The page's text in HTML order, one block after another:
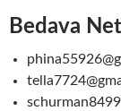
Bedava